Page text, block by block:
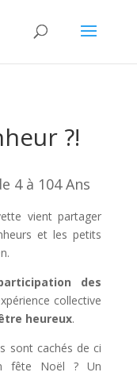
?!
4 à 104 Ans
vient partager
et les petits
des
collective
heureux.
sont cachés de ci
fête Noël ? Un